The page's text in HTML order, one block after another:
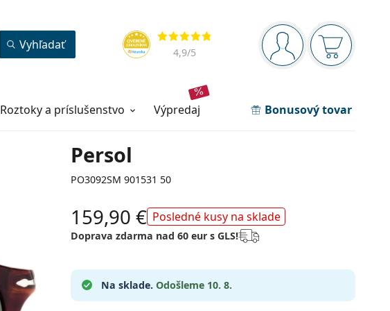
Navigačný panel
ste prihláseníNákupný
Hodnotenia
4,9/5
Vyhľadať
Roztoky a príslušenstvo výpredaj Bonusový tovar
Persol
PO3092SM 901531 50
159,90 € Posledné kusy na sklade
Doprava zdarma nad 60 eur s GLS!
Na sklade. Odošleme 10. 8.